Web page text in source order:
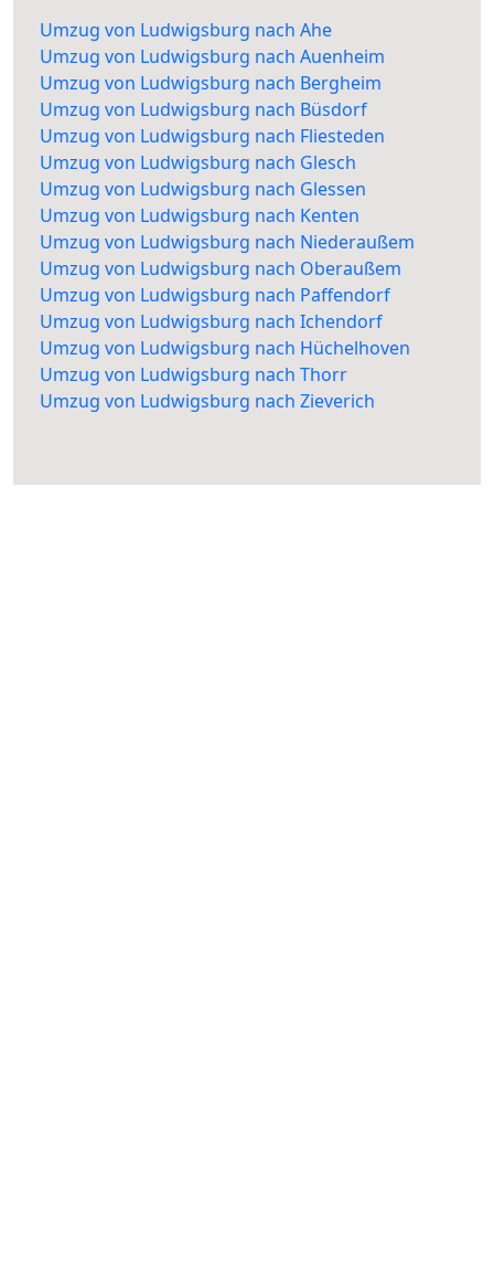
Umzug von Ludwigsburg nach Ahe
Umzug von Ludwigsburg nach Auenheim
Umzug von Ludwigsburg nach Bergheim
Umzug von Ludwigsburg nach Büsdorf
Umzug von Ludwigsburg nach Fliesteden
Umzug von Ludwigsburg nach Glesch
Umzug von Ludwigsburg nach Glessen
Umzug von Ludwigsburg nach Kenten
Umzug von Ludwigsburg nach Niederaußem
Umzug von Ludwigsburg nach Oberaußem
Umzug von Ludwigsburg nach Paffendorf
Umzug von Ludwigsburg nach Ichendorf
Umzug von Ludwigsburg nach Hüchelhoven
Umzug von Ludwigsburg nach Thorr
Umzug von Ludwigsburg nach Zieverich